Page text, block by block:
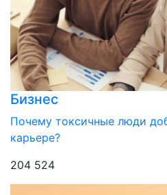
Бизнес
Почему токсичные люди
карьере?
204 524